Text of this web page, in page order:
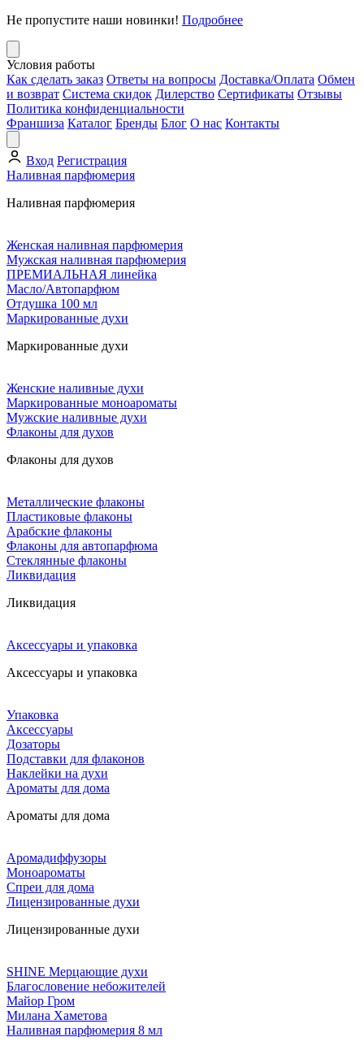
Не пропустите наши новинки! Подробнее
Условия работы
Как сделать заказ Ответы на вопросы Доставка/Оплата Обмен
и возврат Система скидок Дилерство Сертификаты Отзывы
Политика конфиденциальности
Франшиза Каталог Бренды Блог О нас Контакты
Вход Регистрация
Наливная парфюмерия
Наливная парфюмерия
Женская наливная парфюмерия
Мужская наливная парфюмерия
ПРЕМИАЛЬНАЯ линейка
Масло/Автопарфюм
Отдушка 100 мл
Маркированные духи
Маркированные духи
Женские наливные духи
Маркированные моноароматы
Мужские наливные духи
Флаконы для духов
Флаконы для духов
Металлические флаконы
Пластиковые флаконы
Арабские флаконы
Флаконы для автопарфюма
Стеклянные флаконы
Ликвидация
Ликвидация
Аксессуары и упаковка
Аксессуары и упаковка
Упаковка
Аксессуары
Дозаторы
Подставки для флаконов
Наклейки на духи
Ароматы для дома
Ароматы для дома
Аромадиффузоры
Моноароматы
Спреи для дома
Лицензированные духи
Лицензированные духи
SHINE Мерцающие духи
Благословение небожителей
Майор Гром
Милана Хаметова
Наливная парфюмерия 8 мл